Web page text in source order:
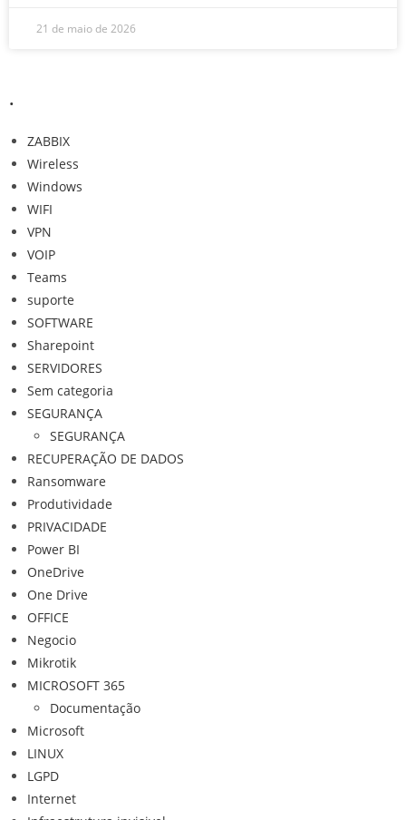
21 de maio de 2026
.
ZABBIX
Wireless
Windows
WIFI
VPN
VOIP
Teams
suporte
SOFTWARE
Sharepoint
SERVIDORES
Sem categoria
SEGURANÇA
SEGURANÇA
RECUPERAÇÃO DE DADOS
Ransomware
Produtividade
PRIVACIDADE
Power BI
OneDrive
One Drive
OFFICE
Negocio
Mikrotik
MICROSOFT 365
Documentação
Microsoft
LINUX
LGPD
Internet